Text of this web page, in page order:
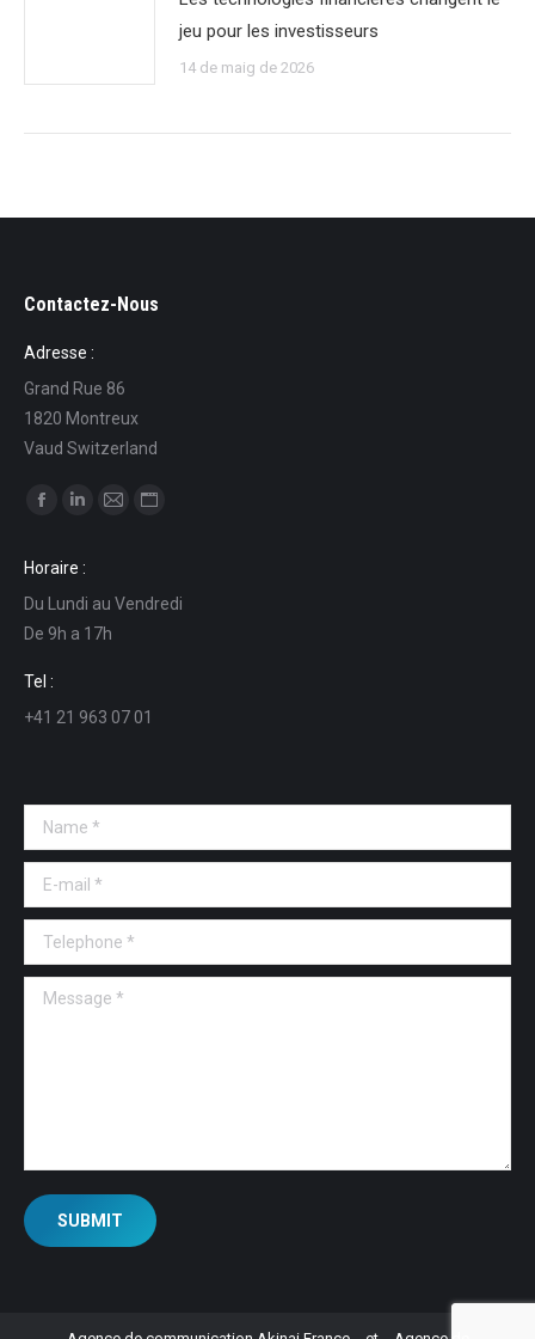
jeu pour les investisseurs
14 de maig de 2026
Contactez-Nous
Adresse :
Grand Rue 86
1820 Montreux
Vaud Switzerland
Find us on:
opens
in
new
window
opens
in
new
in
in
Horaire :
Du Lundi au Vendredi
De 9h a 17h
Tel :
+41 21 963 07 01
Name *
E-mail *
Telephone *
Message *
SUBMIT